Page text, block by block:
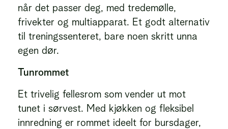
når det passer deg, med tredemølle,
frivekter og multiapparat. Et godt alternativ
til treningssenteret, bare noen skritt unna
egen dør.
Tunrommet
Et trivelig fellesrom som vender ut mot
tunet i sørvest. Med kjøkken og fleksibel
innredning er rommet ideelt for bursdager,